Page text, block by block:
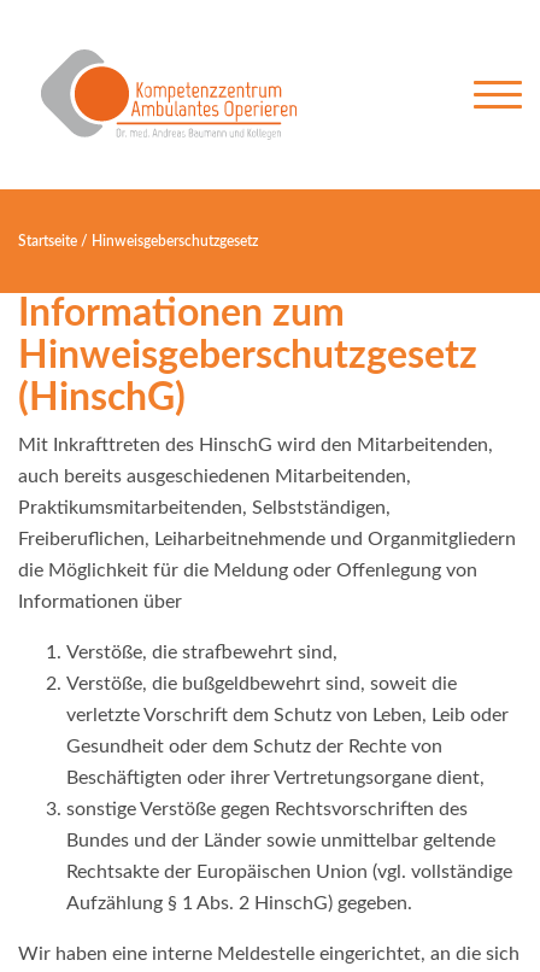
Startseite / Hinweisgeberschutzgesetz
Informationen zum
Hinweisgeberschutzgesetz
(HinschG)
Mit Inkrafttreten des HinschG wird den Mitarbeitenden,
auch bereits ausgeschiedenen Mitarbeitenden,
Praktikumsmitarbeitenden, Selbstständigen,
Freiberuflichen, Leiharbeitnehmende und Organmitgliedern
die Möglichkeit für die Meldung oder Offenlegung von
Informationen über
Verstöße, die strafbewehrt sind,
Verstöße, die bußgeldbewehrt sind, soweit die
verletzte Vorschrift dem Schutz von Leben, Leib oder
Gesundheit oder dem Schutz der Rechte von
Beschäftigten oder ihrer Vertretungsorgane dient,
sonstige Verstöße gegen Rechtsvorschriften des
Bundes und der Länder sowie unmittelbar geltende
Rechtsakte der Europäischen Union (vgl. vollständige
Aufzählung § 1 Abs. 2 HinschG) gegeben.
Wir haben eine interne Meldestelle eingerichtet, an die sich